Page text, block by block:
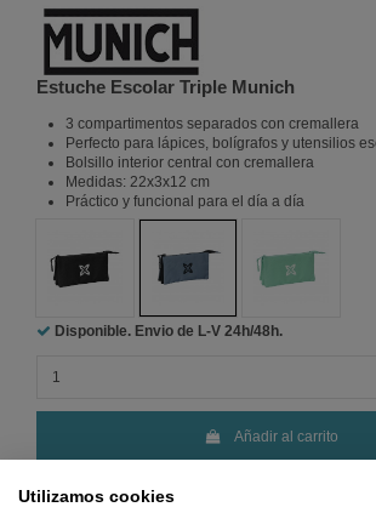
Estuche Escolar Triple Munich
3 compartimentos separados con cremallera
Perfecto para lápices, bolígrafos y utensilios
Bolsillo interior central con cremallera
Medidas: 22x3x12 cm
Práctico y funcional para el día a día
Disponible. Envio de L-V 24h/48h.
Añadir al carrito
Utilizamos cookies